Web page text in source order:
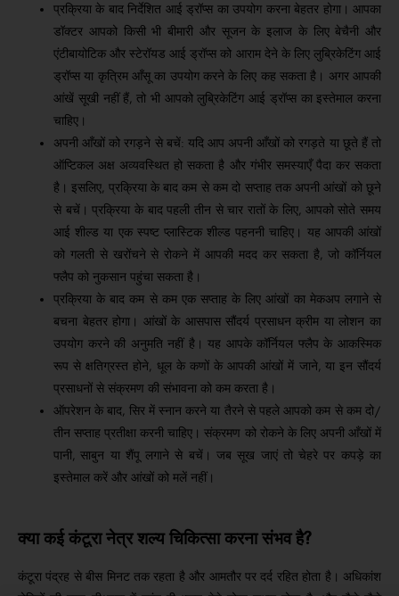
प्रक्रिया के बाद निर्देशित आई ड्रॉप्स का उपयोग करना बेहतर होगा। आपका
डॉक्टर आपको किसी भी बीमारी और सूजन के इलाज के लिए बेचैनी और
एंटीबायोटिक और स्टेरॉयड आई ड्रॉप्स को आराम देने के लिए लुब्रिकेटिंग आई
ड्रॉप्स या कृत्रिम आँसू का उपयोग करने के लिए कह सकता है। अगर आपकी
आंखें सूखी नहीं हैं, तो भी आपको लुब्रिकेटिंग आई ड्रॉप्स का इस्तेमाल करना
चाहिए।
अपनी आँखों को रगड़ने से बचें: यदि आप अपनी आँखों को रगड़ते या छूते हैं तो
ऑप्टिकल अक्ष अव्यवस्थित हो सकता है और गंभीर समस्याएँ पैदा कर सकता
है। इसलिए, प्रक्रिया के बाद कम से कम दो सप्ताह तक अपनी आंखों को छूने
से बचें। प्रक्रिया के बाद पहली तीन से चार रातों के लिए, आपको सोते समय
आई शील्ड या एक स्पष्ट प्लास्टिक शील्ड पहननी चाहिए। यह आपकी आंखों
को गलती से खरोंचने से रोकने में आपकी मदद कर सकता है, जो कॉर्नियल
फ्लैप को नुकसान पहुंचा सकता है।
प्रक्रिया के बाद कम से कम एक सप्ताह के लिए आंखों का मेकअप लगाने से
बचना बेहतर होगा। आंखों के आसपास सौंदर्य प्रसाधन क्रीम या लोशन का
उपयोग करने की अनुमति नहीं है। यह आपके कॉर्नियल फ्लैप के आकस्मिक
रूप से क्षतिग्रस्त होने, धूल के कणों के आपकी आंखों में जाने, या इन सौंदर्य
प्रसाधनों से संक्रमण की संभावना को कम करता है।
ऑपरेशन के बाद, सिर में स्नान करने या तैरने से पहले आपको कम से कम दो/
तीन सप्ताह प्रतीक्षा करनी चाहिए। संक्रमण को रोकने के लिए अपनी आँखों में
पानी, साबुन या शैंपू लगाने से बचें। जब सूख जाएं तो चेहरे पर कपड़े का
इस्तेमाल करें और आंखों को मलें नहीं।
क्या कई कंटूरा नेत्र शल्य चिकित्सा करना संभव है?
कंटूरा पंद्रह से बीस मिनट तक रहता है और आमतौर पर दर्द रहित होता है। अधिकांश